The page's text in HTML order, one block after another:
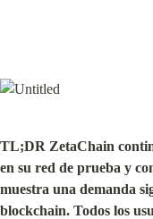
TL;DR ZetaChain
en su red de prueba y
muestra una demanda
blockchain. Todos los